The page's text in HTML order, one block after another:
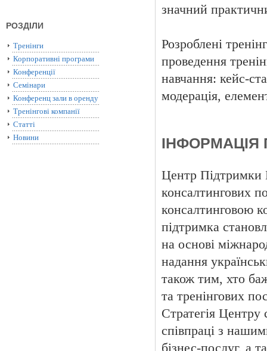
РОЗДІЛИ
Тренінги
Корпоративні програми
Конференції
Семінари
Конференц зали в оренду
Тренінгові компанії
Статті
Новини
значний
Розроблені
проведення
навчання: кейс-
модерація,
Центр Підтримки
консалтингових
консалтинговою
підтримка
на основі
надання
також тим, хто
та тренінгових
Стратегія Центру
співпраці з
бізнес-послуг, а